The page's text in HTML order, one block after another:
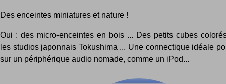
Des enceintes miniatures et nature !
Oui : des micro-enceintes en bois ... Des petits cubes
les studios japonnais Tokushima ... Une connectique idéale
sur un périphérique audio nomade, comme un iPod...